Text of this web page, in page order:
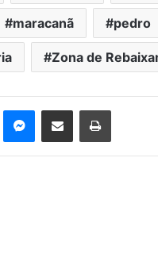
maracanã pedro
Zona de